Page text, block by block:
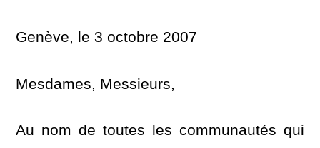
Genève, le 3 octobre 2007
Mesdames, Messieurs,
Au nom de toutes les communautés qui